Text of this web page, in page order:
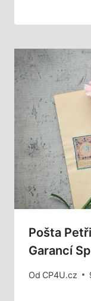
Pošta
Garancí
Od CP4U.cz